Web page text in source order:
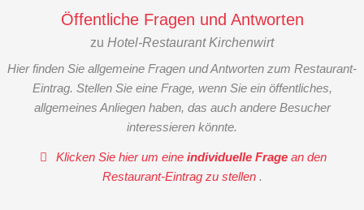
Öffentliche Fragen und Antworten
zu Hotel-Restaurant Kirchenwirt
Hier finden Sie allgemeine Fragen und Antworten zum Restaurant-
Eintrag. Stellen Sie eine Frage, wenn Sie ein öffentliches,
allgemeines Anliegen haben, das auch andere Besucher
interessieren könnte.
Klicken Sie hier um eineindividuelle Frage an den
Restaurant-Eintrag zu stellen .